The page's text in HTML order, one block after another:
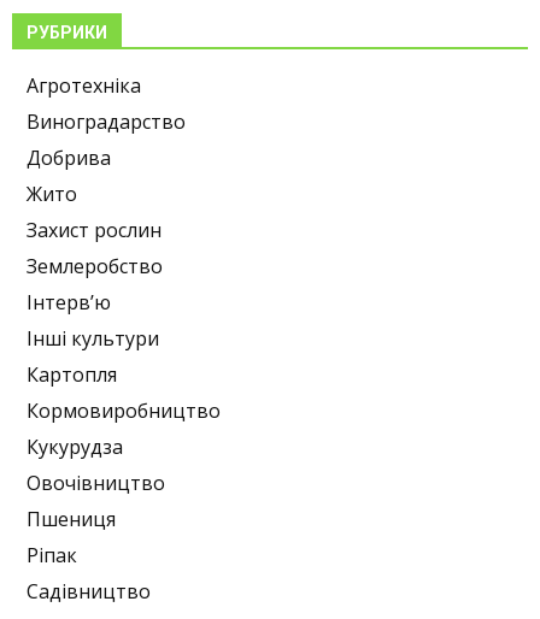
РУБРИКИ
Агротехніка
Виноградарство
Добрива
Жито
Захист рослин
Землеробство
Інтерв’ю
Інші культури
Картопля
Кормовиробництво
Кукурудза
Овочівництво
Пшениця
Ріпак
Садівництво